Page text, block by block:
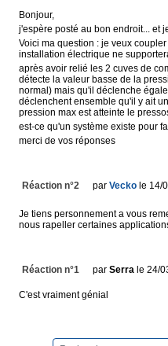
Bonjour,
j'espère posté au bon endroit... et
Voici ma question : je veux
installation électrique ne
après avoir relié les 2 cuves de
détecte la valeur basse de la
normal) mais qu'il déclenche
déclenchent ensemble qu'il y ait
pression max est atteinte le
est-ce qu'un système existe pour
merci de vos réponses
Réaction n°2 par Vecko le 14/
Je tiens personnement a vous
nous rapeller certaines
Réaction n°1 par Serrale 24/
C'est vraiment génial